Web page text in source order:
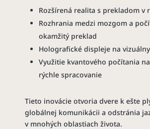
Rozšírená realita s prekladom v
Rozhrania medzi mozgom a
okamžitý preklad
Holografické displeje na
Využitie kvantového počítania
rýchle spracovanie
Tieto inovácie otvoria dvere k ešte
globálnej komunikácii a odstránia
v mnohých oblastiach života.